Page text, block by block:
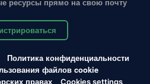
Политика конфиденциальности
файлов cookie
правах
Cookies settings